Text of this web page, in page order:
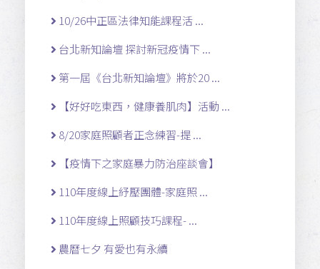
10/26中正區法律知能課程活 ...
台北新知論壇 探討新冠疫情下 ...
第一屆《台北新知論壇》將於20 ...
【好好吃東西，健康養肌肉】活動 ...
8/20家庭照顧者正念練習-提 ...
【疫情下之家庭暴力防治座談會】
110年度線上紓壓團體-家庭照 ...
110年度線上照顧技巧課程- ...
農曆七夕 有愛也有永續